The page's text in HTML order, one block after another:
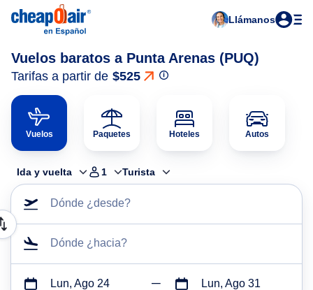
Llámanos
Vuelos baratos a Punta Arenas (PUQ)
Tarifas a partir de $525
Vuelos Paquetes Hoteles Autos
Ida y vuelta 1 Turista
Dónde ¿desde?
Dónde ¿hacia?
Lun, Ago 24 Lun, Ago 31